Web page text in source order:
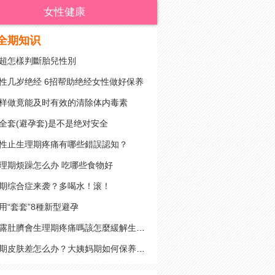
女性健康
期知识
怎樣判斷胎兒性別
几岁绝经 6招帮助绝经女性做好保养
做竟能及时有效的清除体内毒素
套(避孕套)是不是绝对安全
止生理期疼痛有哪些錯誤認知？
期烦躁怎么办 吃哪些食物好
综合症来袭？多喝水！滚！
“套套”8種新型避孕